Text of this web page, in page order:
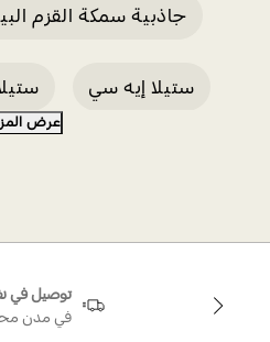
جاذبية سمكة القزم
ستيلا إيه سي
ستيلا روز جولد
عرض
توصيل في
في مدن